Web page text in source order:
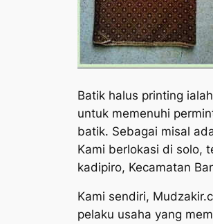
Batik halus printing
untuk memenuhi
batik. Sebagai misal
Kami berlokasi di solo,
kadipiro, Kecamatan
Kami sendiri,
pelaku usaha yang